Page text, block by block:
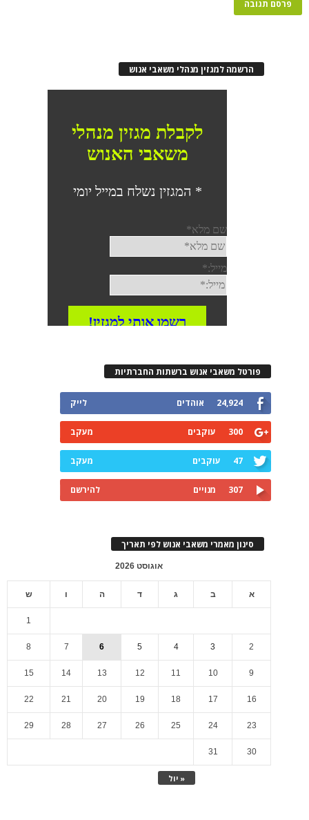
הרשמה למגזין מנהלי משאבי אנוש
פורטל משאבי אנוש ברשתות החברתיות
24,924 אוהדים לייק
300 עוקבים מעקב
47 עוקבים מעקב
307 מנויים להירשם
סינון מאמרי משאבי אנוש לפי תאריך
אוגוסט 2026
א ב ג ד ה ו ש
« יול
1
2
3
4
5
6
7
8
9
10
11
12
13
14
15
16
17
18
19
20
21
22
23
24
25
26
27
28
29
30
31